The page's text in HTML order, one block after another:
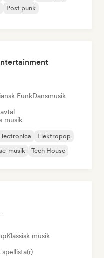
Post punk
FunkDansmusik
musik
Elektropop
musik Tech House
Klassisk musik